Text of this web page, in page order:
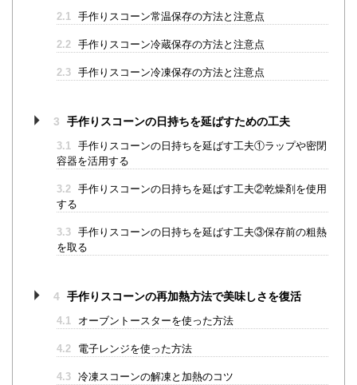
2.1 手作りスコーン常温保存の方法と注意点
2.2 手作りスコーン冷蔵保存の方法と注意点
2.3 手作りスコーン冷凍保存の方法と注意点
3 手作りスコーンの日持ちを延ばすための工夫
3.1 手作りスコーンの日持ちを延ばす工夫①ラップや密閉
容器を活用する
3.2 手作りスコーンの日持ちを延ばす工夫②乾燥剤を使用
する
3.3 手作りスコーンの日持ちを延ばす工夫③保存前の粗熱
を取る
4 手作りスコーンの再加熱方法で美味しさを復活
4.1 オーブントースターを使った方法
4.2 電子レンジを使った方法
4.3 冷凍スコーンの解凍と加熱のコツ